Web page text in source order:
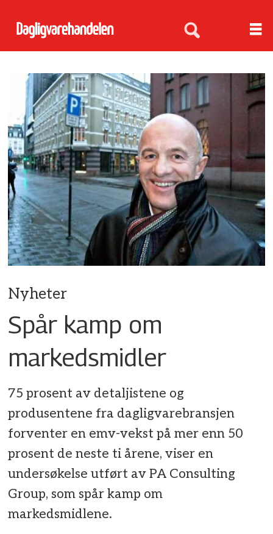
Nyheter
Spår kamp om
markedsmidler
75 prosent av detaljistene og
produsentene fra dagligvarebransjen
forventer en emv-vekst på mer enn 50
prosent de neste ti årene, viser en
undersøkelse utført av PA Consulting
Group, som spår kamp om
markedsmidlene.